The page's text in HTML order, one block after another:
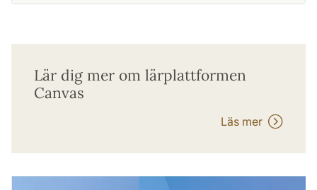
Lär dig mer om lärplattformen
Canvas
Läs mer